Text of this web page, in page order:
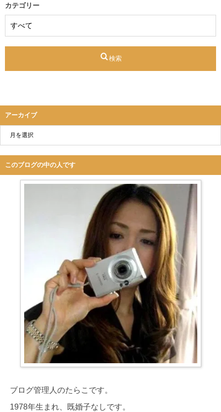
カテゴリー
検索
アーカイブ
このブログの中の人です
ブログ管理人のたらこです。
1978年生まれ、既婚子なしです。